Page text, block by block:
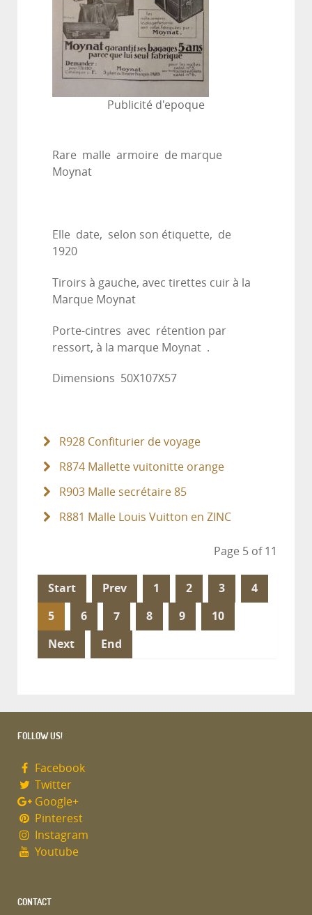
Publicité d'epoque
Rare malle armoire de marque
Moynat
Elle date, selon son étiquette, de
1920
Tiroirs à gauche, avec tirettes cuir à la
Marque Moynat
Porte-cintres avec rétention par
ressort, à la marque Moynat .
Dimensions 50X107X57
R928 Confiturier de voyage
R874 Mallette vuitonitte orange
R903 Malle secrétaire 85
R881 Malle Louis Vuitton en ZINC
Page 5 of 11
Start Prev 1 2 3 4
5 6 7 8 9 10
Next End
FOLLOW US!
Facebook
Twitter
Google+
Pinterest
Instagram
Youtube
CONTACT